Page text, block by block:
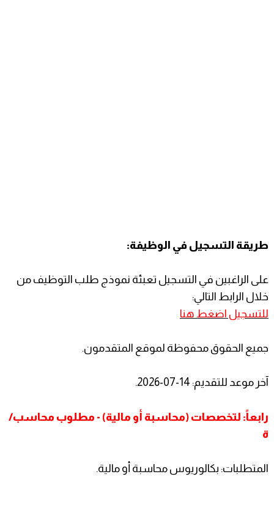
طريقة التسجيل في الوظيفة:
على الراغبين في التسجيل تعبئة نموذج طلب التوظيف من
خلال الرابط التالي:
للتسجيل اضغط هنا
جميع الحقوق محفوظة لموقع المتقدمون.
آخر موعد للتقديم: 14-07-2026.
رابعاً: لتخصصات (محاسبة أو مالية) - مطلوب محاسب/
ة
المتطلبات: بكالوريوس محاسبة أو مالية.